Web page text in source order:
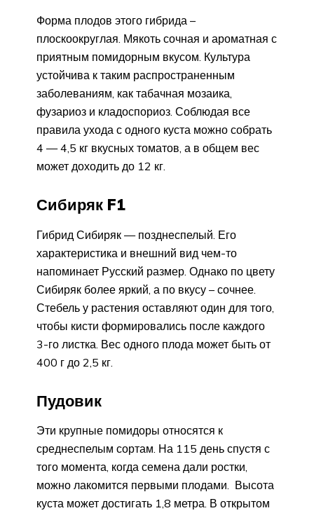
Форма плодов этого гибрида –
плоскоокруглая. Мякоть сочная и ароматная с
приятным помидорным вкусом. Культура
устойчива к таким распространенным
заболеваниям, как табачная мозаика,
фузариоз и кладоспориоз. Соблюдая все
правила ухода с одного куста можно собрать
4 — 4,5 кг вкусных томатов, а в общем вес
может доходить до 12 кг.
Сибиряк F1
Гибрид Сибиряк — позднеспелый. Его
характеристика и внешний вид чем-то
напоминает Русский размер. Однако по цвету
Сибиряк более яркий, а по вкусу – сочнее.
Стебель у растения оставляют один для того,
чтобы кисти формировались после каждого
3-го листка. Вес одного плода может быть от
400 г до 2,5 кг.
Пудовик
Эти крупные помидоры относятся к
среднеспелым сортам. На 115 день спустя с
того момента, когда семена дали ростки,
можно лакомится первыми плодами. Высота
куста может достигать 1,8 метра. В открытом